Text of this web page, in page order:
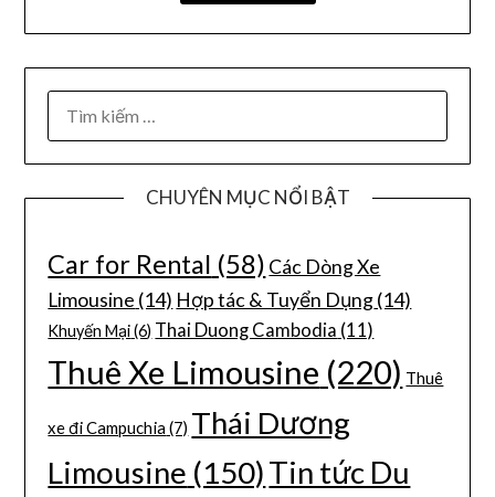
CHUYÊN MỤC NỔI BẬT
Car for Rental (58) Các Dòng Xe
Limousine (14) Hợp tác & Tuyển Dụng(14)
Khuyến Mại(6) Thai Duong Cambodia (11)
Thuê Xe Limousine (220) Thuê
xe đi Campuchia(7) Thái Dương
Limousine (150)Tin tức Du